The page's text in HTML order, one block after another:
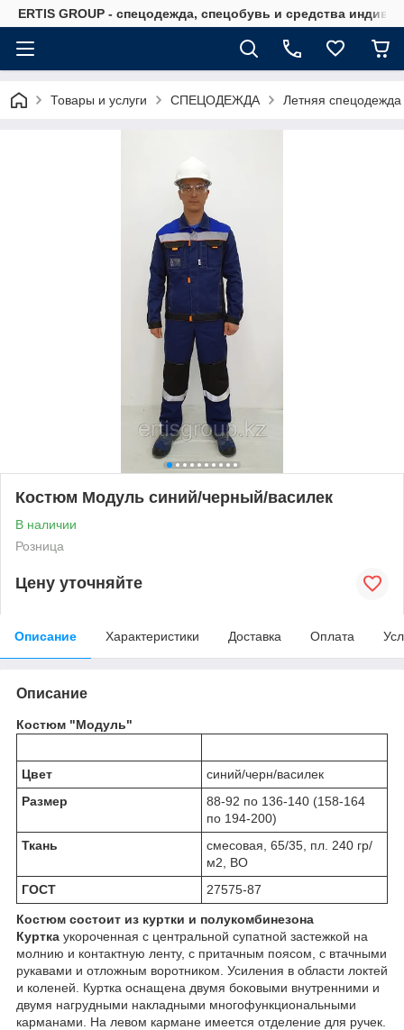
ERTIS GROUP - спецодежда, спецобувь и средства
Товары и услуги СПЕЦОДЕЖДА Летняя спецодежда
Костюм Модуль синий/черный/василек
В наличии
Розница
Цену уточняйте
Описание Характеристики Доставка Оплата
Описание
Костюм "Модуль"
Цвет
синий/черн/василек
Размер
88-92 по 136-140 (158-164
по 194-200)
Ткань
смесовая, 65/35, пл. 240 гр/
м2, ВО
ГОСТ
27575-87
Костюм состоит из куртки и полукомбинезона
Куртка укороченная с центральной супатной застежкой на
молнию и контактную ленту, с притачным поясом, с втачными
рукавами и отложным воротником. Усиления в области локтей
и коленей. Куртка оснащена двумя боковыми внутренними и
двумя нагрудными накладными многофункциональными
карманами. На левом кармане имеется отделение для ручек.